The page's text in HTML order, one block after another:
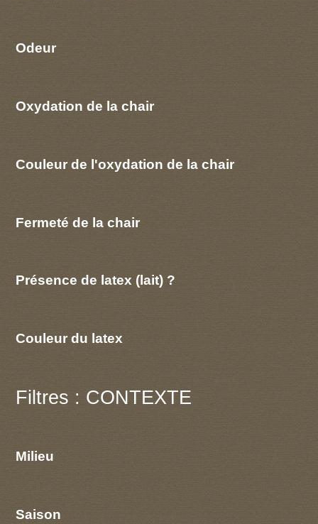
Odeur
Oxydation de la chair
Couleur de l'oxydation de la chair
Fermeté de la chair
Présence de latex (lait) ?
Couleur du latex
Filtres : CONTEXTE
Milieu
Saison